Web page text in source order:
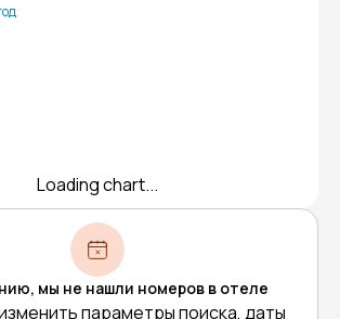
Loading chart...
мы не нашли номеров в отеле
параметры поиска, даты